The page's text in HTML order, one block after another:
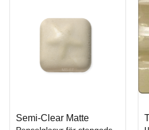
Semi-Clear Matte